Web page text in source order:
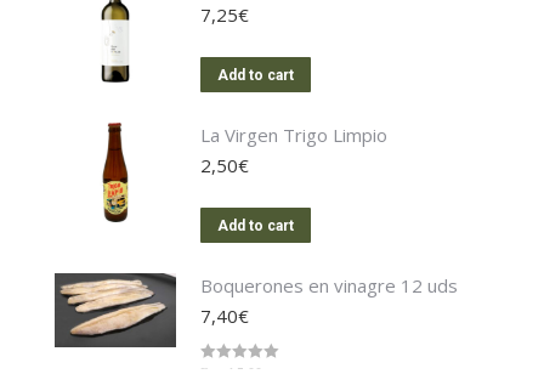
7,25€
Add to cart
La Virgen Trigo Limpio
2,50€
Add to cart
Boquerones en vinagre 12 uds
7,40€
Rated 5.00